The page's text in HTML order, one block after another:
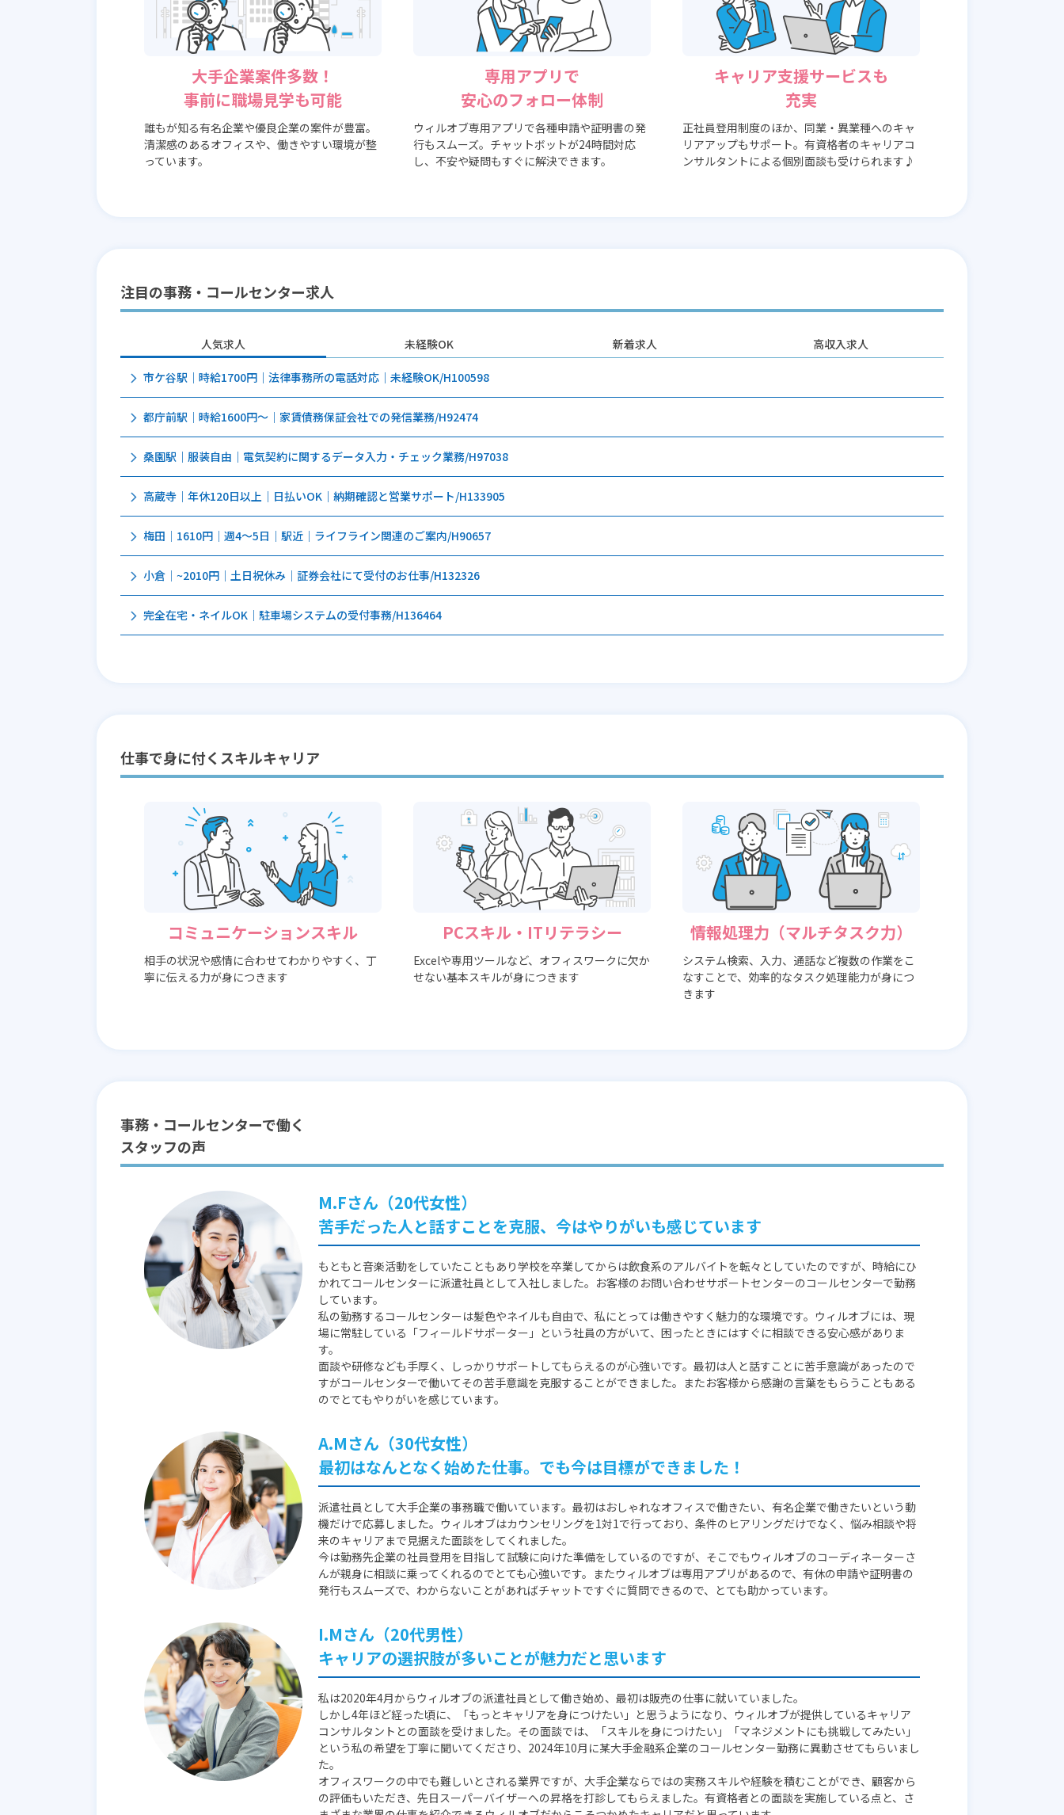
大手企業案件多数！
事前に職場見学も可能
誰もが知る有名企業や優良企業の案件が豊富。
清潔感のあるオフィスや、働きやすい環境が整
っています。
専用アプリで
安心のフォロー体制
ウィルオブ専用アプリで各種申請や証明書の発
行もスムーズ。チャットボットが24時間対応
し、不安や疑問もすぐに解決できます。
キャリア支援サービスも
充実
正社員登用制度のほか、同業・異業種へのキャ
リアアップもサポート。有資格者のキャリアコ
ンサルタントによる個別面談も受けられます♪
注目の事務・コールセンター求人
人気求人 未経験OK 新着求人 高収入求人
市ケ谷駅｜時給1700円｜法律事務所の電話対応｜未経験OK/H100598
都庁前駅｜時給1600円～｜家賃債務保証会社での発信業務/H92474
桑園駅｜服装自由｜電気契約に関するデータ入力・チェック業務/H97038
高蔵寺｜年休120日以上｜日払いOK｜納期確認と営業サポート/H133905
梅田│1610円│週4～5日｜駅近│ライフライン関連のご案内/H90657
小倉│~2010円│土日祝休み│証券会社にて受付のお仕事/H132326
完全在宅・ネイルOK｜駐車場システムの受付事務/H136464
仕事で身に付くスキルキャリア
コミュニケーションスキル
相手の状況や感情に合わせてわかりやすく、丁
寧に伝える力が身につきます
PCスキル・ITリテラシー
Excelや専用ツールなど、オフィスワークに欠か
せない基本スキルが身につきます
情報処理力（マルチタスク力）
システム検索、入力、通話など複数の作業をこ
なすことで、効率的なタスク処理能力が身につ
きます
事務・コールセンターで働く
スタッフの声
M.Fさん（20代女性）
苦手だった人と話すことを克服、今はやりがいも感じています
もともと音楽活動をしていたこともあり学校を卒業してからは飲食系のアルバイトを転々としていたのですが、時給にひ
かれてコールセンターに派遣社員として入社しました。お客様のお問い合わせサポートセンターのコールセンターで勤務
しています。
私の勤務するコールセンターは髪色やネイルも自由で、私にとっては働きやすく魅力的な環境です。ウィルオブには、現
場に常駐している「フィールドサポーター」という社員の方がいて、困ったときにはすぐに相談できる安心感がありま
す。
面談や研修なども手厚く、しっかりサポートしてもらえるのが心強いです。最初は人と話すことに苦手意識があったので
すがコールセンターで働いてその苦手意識を克服することができました。またお客様から感謝の言葉をもらうこともある
のでとてもやりがいを感じています。
A.Mさん（30代女性）
最初はなんとなく始めた仕事。でも今は目標ができました！
派遣社員として大手企業の事務職で働いています。最初はおしゃれなオフィスで働きたい、有名企業で働きたいという動
機だけで応募しました。ウィルオブはカウンセリングを1対1で行っており、条件のヒアリングだけでなく、悩み相談や将
来のキャリアまで見据えた面談をしてくれました。
今は勤務先企業の社員登用を目指して試験に向けた準備をしているのですが、そこでもウィルオブのコーディネーターさ
んが親身に相談に乗ってくれるのでとても心強いです。またウィルオブは専用アプリがあるので、有休の申請や証明書の
発行もスムーズで、わからないことがあればチャットですぐに質問できるので、とても助かっています。
I.Mさん（20代男性）
キャリアの選択肢が多いことが魅力だと思います
私は2020年4月からウィルオブの派遣社員として働き始め、最初は販売の仕事に就いていました。
しかし4年ほど経った頃に、「もっとキャリアを身につけたい」と思うようになり、ウィルオブが提供しているキャリア
コンサルタントとの面談を受けました。その面談では、「スキルを身につけたい」「マネジメントにも挑戦してみたい」
という私の希望を丁寧に聞いてくださり、2024年10月に某大手金融系企業のコールセンター勤務に異動させてもらいまし
た。
オフィスワークの中でも難しいとされる業界ですが、大手企業ならではの実務スキルや経験を積むことができ、顧客から
の評価もいただき、先日スーパーバイザーへの昇格を打診してもらえました。有資格者との面談を実施している点と、さ